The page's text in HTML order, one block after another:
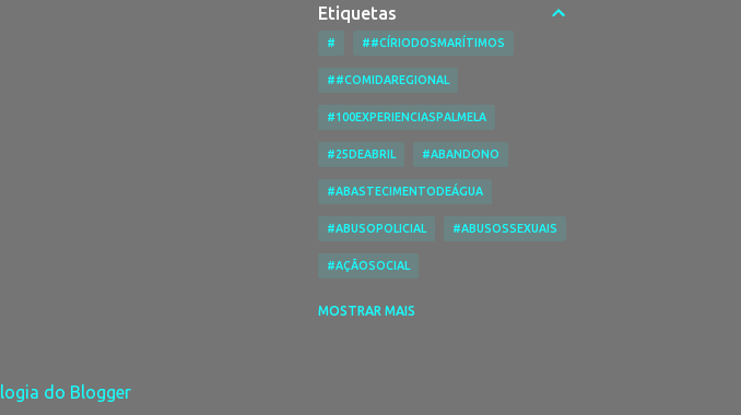
Etiquetas
# ##CÍRIODOSMARÍTIMOS
##COMIDAREGIONAL
#100EXPERIENCIASPALMELA
#25DEABRIL #ABANDONO
#ABASTECIMENTODEÁGUA
#ABUSOPOLICIAL #ABUSOSSEXUAIS
#AÇÃOSOCIAL
MOSTRAR MAIS
do Blogger